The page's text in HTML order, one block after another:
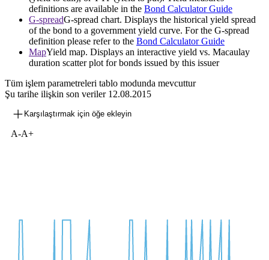
definitions are available in the Bond Calculator Guide
G-spreadG-spread chart. Displays the historical yield spread
of the bond to a government yield curve. For the G-spread
definition please refer to the Bond Calculator Guide
MapYield map. Displays an interactive yield vs. Macaulay
duration scatter plot for bonds issued by this issuer
Tüm işlem parametreleri tablo modunda mevcuttur
Şu tarihe ilişkin son veriler 12.08.2015
Karşılaştırmak için öğe ekleyin